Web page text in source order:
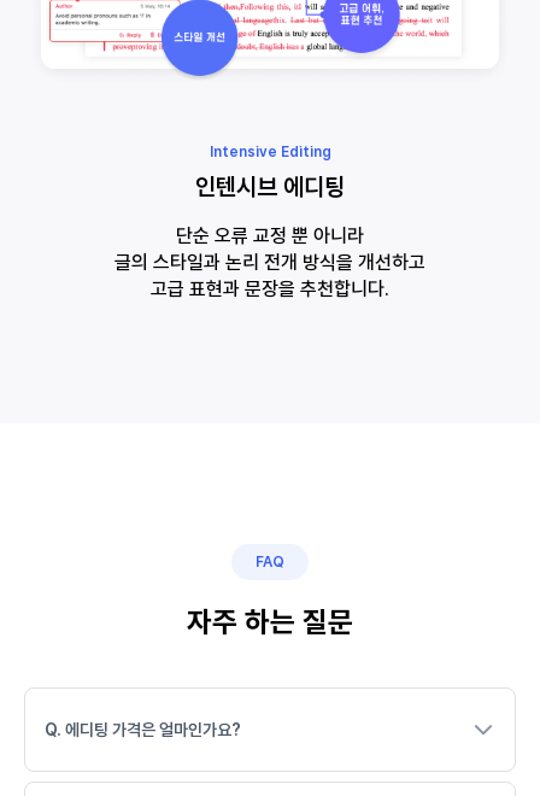
Intensive Editing
인텐시브 에디팅
단순 오류 교정 뿐 아니라
글의 스타일과 논리 전개 방식을 개선하고
고급 표현과 문장을 추천합니다.
FAQ
자주 하는 질문
Q. 에디팅 가격은 얼마인가요?